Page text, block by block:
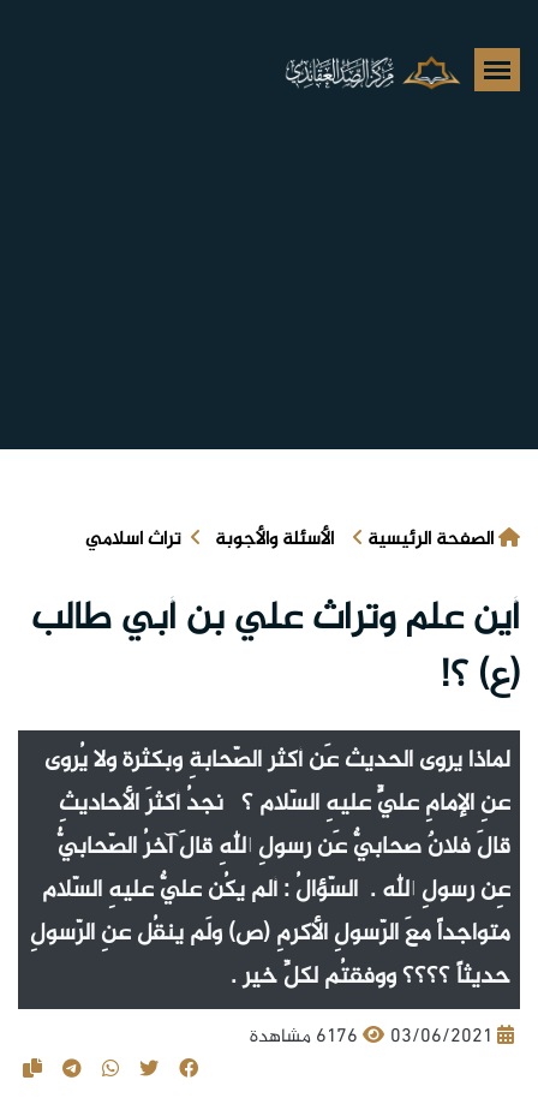
الصفحة الرئيسية الأسئلة والأجوبة تراث اسلامي
أين علم وتراث علي بن أبي طالب
(ع) ؟!
لماذا يروى الحديث عَن أكثر الصّحابةِ وبكثرة ولا يُروى
عنِ الإمامِ عليٍّ عليهِ السّلام ؟ نجدُ أكثرَ الأحاديثِ
قالَ فلانٌ صحابيٌّ عَن رسولِ اللهِ قالَ آخرُ الصّحابيُّ
عِن رسولِ الله . السّؤالُ : ألم يكُن عليٌّ عليهِ السّلام
متواجداً معَ الرّسولِ الأكرمِ (ص) ولَم ينقُل عنِ الرّسولِ
حديثاً ؟؟؟؟ ووفقتُم لكلِّ خير .
03/06/2021 6176 مشاهدة